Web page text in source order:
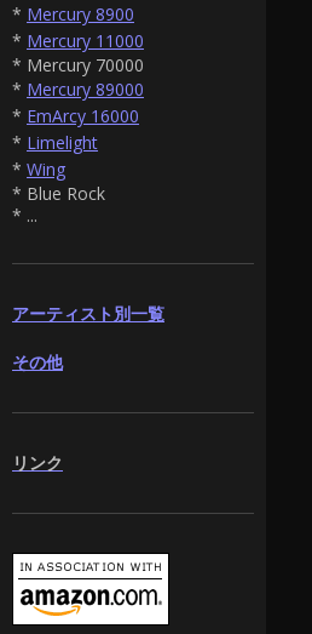
* Mercury 8900
* Mercury 11000
* Mercury 70000
* Mercury 89000
* EmArcy 16000
* Limelight
* Wing
* Blue Rock
* ...
アーティスト別一覧
その他
リンク